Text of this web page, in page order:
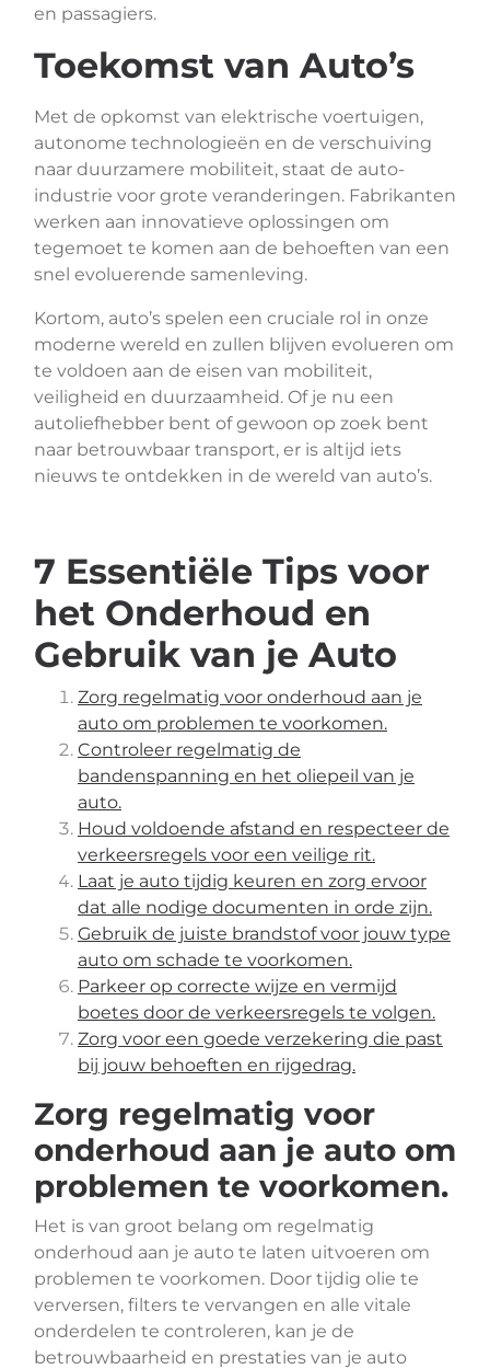
en passagiers.
Toekomst van Auto’s
Met de opkomst van elektrische voertuigen,
autonome technologieën en de verschuiving
naar duurzamere mobiliteit, staat de auto-
industrie voor grote veranderingen. Fabrikanten
werken aan innovatieve oplossingen om
tegemoet te komen aan de behoeften van een
snel evoluerende samenleving.
Kortom, auto’s spelen een cruciale rol in onze
moderne wereld en zullen blijven evolueren om
te voldoen aan de eisen van mobiliteit,
veiligheid en duurzaamheid. Of je nu een
autoliefhebber bent of gewoon op zoek bent
naar betrouwbaar transport, er is altijd iets
nieuws te ontdekken in de wereld van auto’s.
7 Essentiële Tips voor
het Onderhoud en
Gebruik van je Auto
Zorg regelmatig voor onderhoud aan je
auto om problemen te voorkomen.
Controleer regelmatig de
bandenspanning en het oliepeil van je
auto.
Houd voldoende afstand en respecteer de
verkeersregels voor een veilige rit.
Laat je auto tijdig keuren en zorg ervoor
dat alle nodige documenten in orde zijn.
Gebruik de juiste brandstof voor jouw type
auto om schade te voorkomen.
Parkeer op correcte wijze en vermijd
boetes door de verkeersregels te volgen.
Zorg voor een goede verzekering die past
bij jouw behoeften en rijgedrag.
Zorg regelmatig voor
onderhoud aan je auto om
problemen te voorkomen.
Het is van groot belang om regelmatig
onderhoud aan je auto te laten uitvoeren om
problemen te voorkomen. Door tijdig olie te
verversen, filters te vervangen en alle vitale
onderdelen te controleren, kan je de
betrouwbaarheid en prestaties van je auto